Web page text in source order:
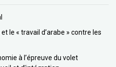
le « travail d’arabe » contre les
à l’épreuve du volet